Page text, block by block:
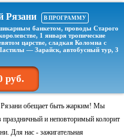
Рязани В ПРОГРАММУ
банкетом, проводы Старого
1 января тропические
царстве, сладкая Коломна с
— Зарайск, автобусный тур, 3
руб.
обещает быть жарким! Мы
праздничный и неповторимый колорит
Для нас - зажигательная